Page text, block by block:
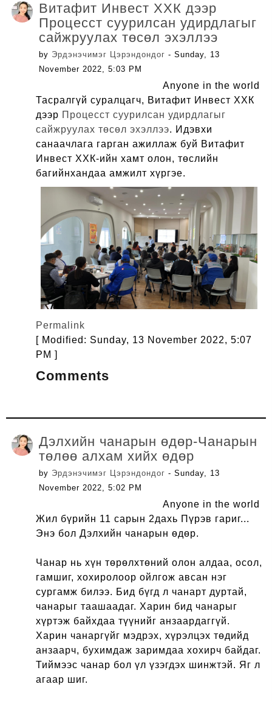
Витафит Инвест ХХК дээр
Процесст суурилсан удирдлагыг
сайжруулах төсөл эхэллээ
by Эрдэнэчимэг Цэрэндондог - Sunday, 13
November 2022, 5:03 PM
Anyone in the world
Тасралгүй суралцагч, Витафит Инвест ХХК
дээр Процесст суурилсан удирдлагыг
сайжруулах төсөл эхэллээ. Идэвхи
санаачлага гарган ажиллаж буй Витафит
Инвест ХХК-ийн хамт олон, төслийн
багийнхандаа амжилт хүргэе.
Permalink
[ Modified: Sunday, 13 November 2022, 5:07
PM ]
Comments
Дэлхийн чанарын өдөр-Чанарын
төлөө алхам хийх өдөр
by Эрдэнэчимэг Цэрэндондог - Sunday, 13
November 2022, 5:02 PM
Anyone in the world
Жил бүрийн 11 сарын 2дахь Пүрэв гариг...
Энэ бол Дэлхийн чанарын өдөр.
Чанар нь хүн төрөлхтөний олон алдаа, осол,
гамшиг, хохиролоор ойлгож авсан нэг
сургамж билээ. Бид бүгд л чанарт дуртай,
чанарыг таашаадаг. Харин бид чанарыг
хүртэж байхдаа түүнийг анзаардаггүй.
Харин чанаргүйг мэдрэх, хүрэлцэх төдийд
анзаарч, бухимдаж заримдаа хохирч байдаг.
Тиймээс чанар бол үл үзэгдэх шинжтэй. Яг л
агаар шиг.